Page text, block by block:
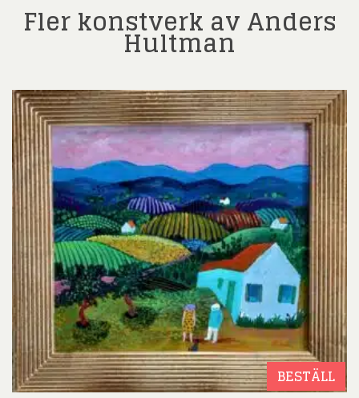
Fler konstverk av Anders
Hultman
BESTÄLL